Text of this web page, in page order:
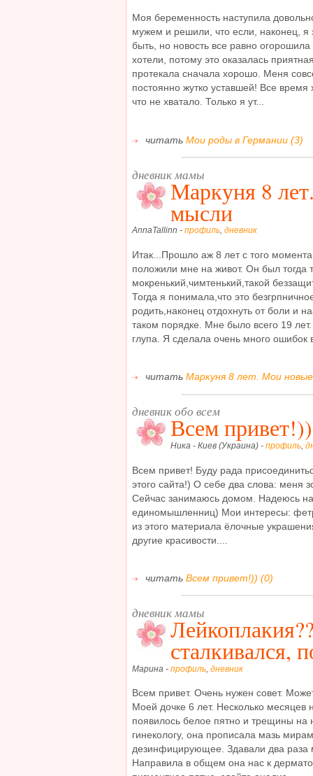
Моя беременность наступила
мужем и решили, что если, наконец, я
быть, но новость все равно
хотели, потому это оказалась
протекала сначала хорошо. Меня
постоянно жутко уставшей! Все время
что не хватало. Только я ут...
читать Мои роды в Германии (3)
дневник мамы
Маркуня 8
мысли
AnnaTallinn - профиль, дневник
Итак...Прошло аж 8 лет с того
положили мне на живот. Он был тогда
мокренький,чимтенький,такой
Тогда я понимала,что это
родить,наконец отдохнуть от боли и
таком порядке. Мне было всего 19
глупа. Я сделала очень много ошибок
читать Маркуня 8 лет. Мои
дневник обо всем
Всем привет!))
Ника - Киев (Украина) - профиль,
Всем привет! Буду рада
этого сайта!) О себе два слова: меня
Сейчас занимаюсь домом. Надеюсь
единомышленниц) Мои интересы:
из этого материала ёлочные
другие красивости....
читать Всем привет!)) (0)
дневник мамы
сталкивался,
Марина - профиль дневник
Всем привет. Очень нужен совет.
Моей дочке 6 лет. Несколько месяцев
появилось белое пятно и трещины на
гинекологу, она прописала мазь
дезинфицирующее. Здавали два раза
Направила в общем она нас к